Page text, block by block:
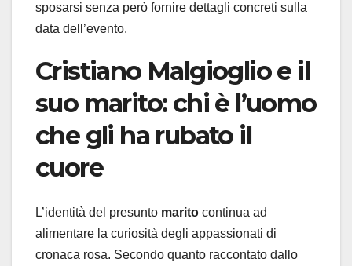
sposarsi senza però fornire dettagli concreti sulla
data dell’evento.
Cristiano Malgioglioe il
suo marito: chi è l’uomo
che gli ha rubato il
cuore
L’identità del presunto marito continua ad
alimentare la curiosità degli appassionati di
cronaca rosa. Secondo quanto raccontato dallo